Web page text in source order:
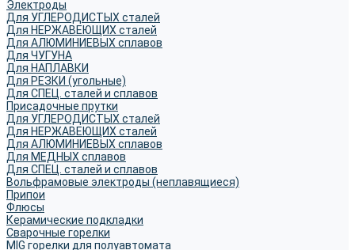
Электроды
Для УГЛЕРОДИСТЫХ сталей
Для НЕРЖАВЕЮЩИХ сталей
Для АЛЮМИНИЕВЫХ сплавов
Для ЧУГУНА
Для НАПЛАВКИ
Для РЕЗКИ (угольные)
Для СПЕЦ. сталей и сплавов
Присадочные прутки
Для УГЛЕРОДИСТЫХ сталей
Для НЕРЖАВЕЮЩИХ сталей
Для АЛЮМИНИЕВЫХ сплавов
Для МЕДНЫХ сплавов
Для СПЕЦ. сталей и сплавов
Вольфрамовые электроды (неплавящиеся)
Припои
Флюсы
Керамические подкладки
Сварочные горелки
MIG горелки для полуавтомата